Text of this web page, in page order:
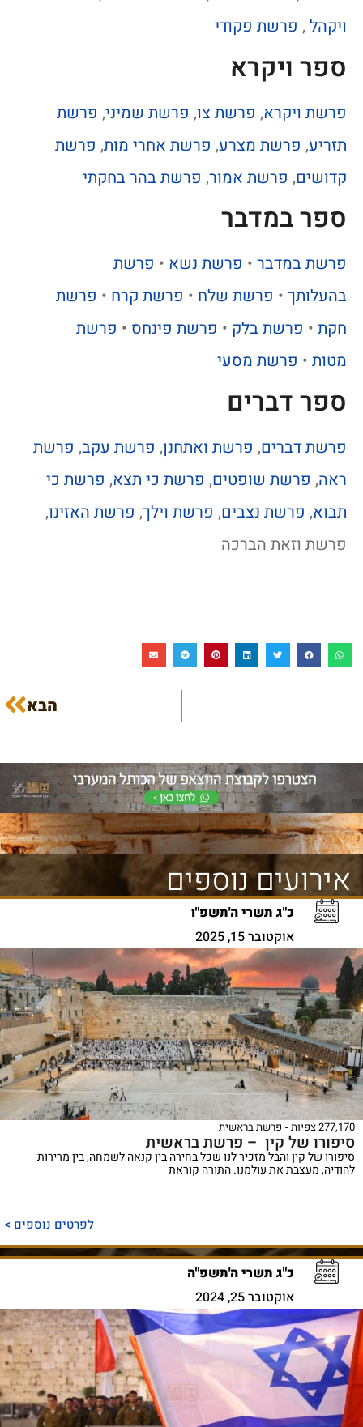
ויקהל , פרשת פקודי
ספר ויקרא
פרשת ויקרא, פרשת צו, פרשת שמיני, פרשת
תזריע, פרשת מצרע, פרשת אחרי מות, פרשת
קדושים, פרשת אמור, פרשת בהר בחקתי
ספר במדבר
פרשת במדבר • פרשת נשא • פרשת
בהעלותך • פרשת שלח • פרשת קרח • פרשת
חקת • פרשת בלק • פרשת פינחס • פרשת
מטות • פרשת מסעי
ספר דברים
פרשת דברים, פרשת ואתחנן, פרשת עקב, פרשת
ראה, פרשת שופטים, פרשת כי תצא, פרשת כי
תבוא, פרשת נצבים, פרשת וילך, פרשת האזינו,
פרשת וזאת הברכה
הבא
אירועים נוספים
כ"ג תשרי ה'תשפ"ו
אוקטובר 15, 2025
277,170 צפיות פרשת בראשית
סיפורו של קין – פרשת בראשית
סיפורו של קין והבל מזכיר לנו שכל בחירה בין קנאה לשמחה, בין מרירות
להודיה, מעצבת את עולמנו. התורה קוראת
לפרטים נוספים >
כ"ג תשרי ה'תשפ"ה
אוקטובר 25, 2024